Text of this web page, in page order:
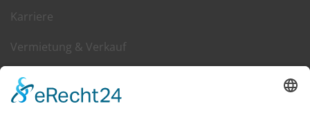
Karriere
Vermietung & Verkauf
Kontakt